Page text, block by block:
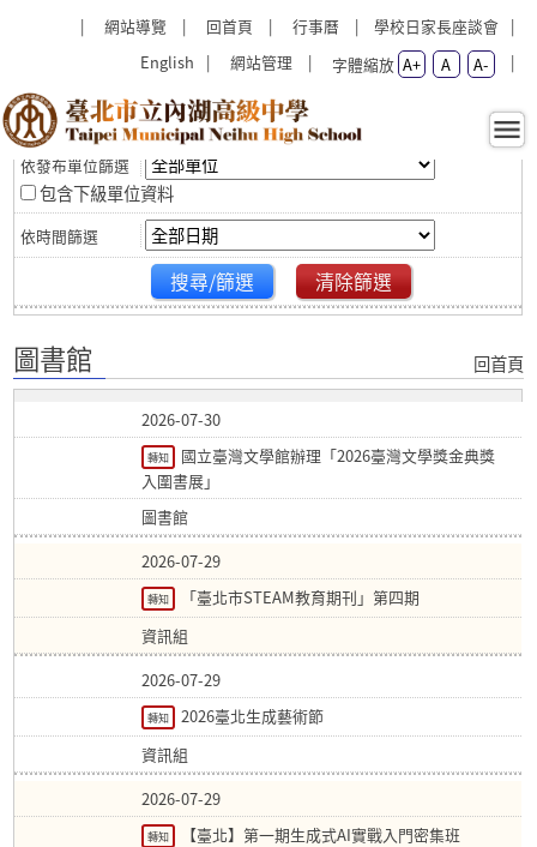
網站導覽
回首頁 行事曆
學校日家長座談會
English
網站管理 字體縮放 A+ A A-
圖書館 - 臺北市立內湖高級中
學
包含下級單位資料
搜尋/篩選 清除篩選
圖書館 回首頁
2026-07-30
轉知
國立臺灣文學館辦理「2026臺灣文學獎金典獎
入圍書展」
圖書館
2026-07-29
轉知
「臺北市STEAM教育期刊」第四期
資訊組
2026-07-29
轉知
2026臺北生成藝術節
資訊組
2026-07-29
轉知
【臺北】第一期生成式AI實戰入門密集班